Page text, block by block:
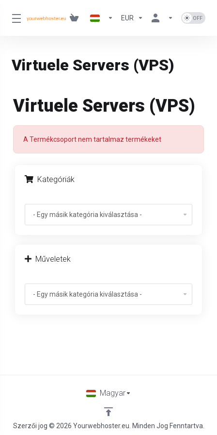
EUR
Virtuele Servers (VPS)
Virtuele Servers (VPS)
A Termékcsoport nem tartalmaz termékeket
Kategóriák
Műveletek
Szerzői jog © 2026 Yourwebhoster.eu. Minden Jog Fenntartva.
Magyar